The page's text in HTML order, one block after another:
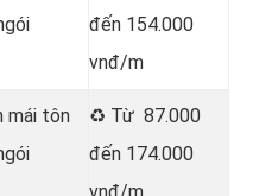
đến 154.000
vnđ/m
mái tôn
♻️ Từ 87.000
đến 174.000